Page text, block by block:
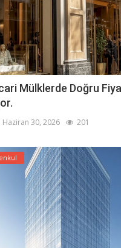
Mülklerde Doğru
Haziran 30, 2026 201